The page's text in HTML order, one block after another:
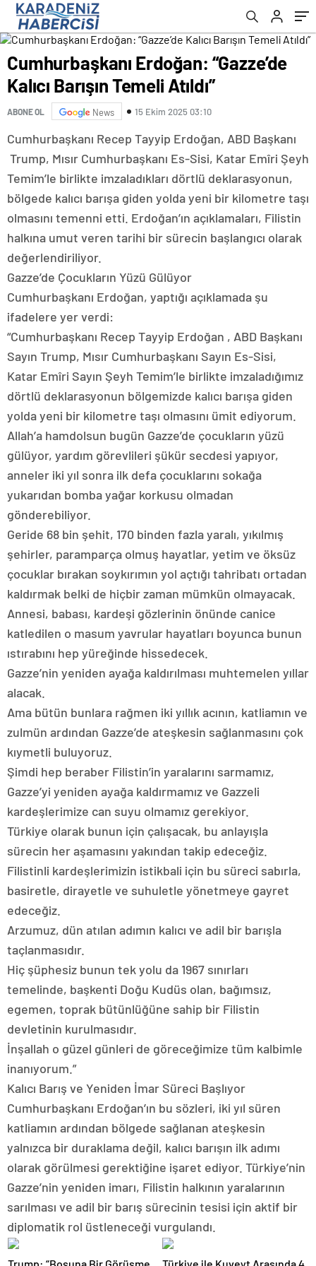
Cumhurbaşkanı Erdoğan: “Gazze’de
Kalıcı Barışın Temeli Atıldı”
ABONE OL News 15 Ekim 2025 03:10
Cumhurbaşkanı Recep Tayyip Erdoğan, ABD Başkanı
Trump, Mısır Cumhurbaşkanı Es-Sisi, Katar Emîri Şeyh
Temim’le birlikte imzaladıkları dörtlü deklarasyonun,
bölgede kalıcı barışa giden yolda yeni bir kilometre taşı
olmasını temenni etti. Erdoğan’ın açıklamaları, Filistin
halkına umut veren tarihi bir sürecin başlangıcı olarak
değerlendiriliyor.
Gazze’de Çocukların Yüzü Gülüyor
Cumhurbaşkanı Erdoğan, yaptığı açıklamada şu
ifadelere yer verdi:
“Cumhurbaşkanı Recep Tayyip Erdoğan , ABD Başkanı
Sayın Trump, Mısır Cumhurbaşkanı Sayın Es-Sisi,
Katar Emîri Sayın Şeyh Temim’le birlikte imzaladığımız
dörtlü deklarasyonun bölgemizde kalıcı barışa giden
yolda yeni bir kilometre taşı olmasını ümit ediyorum.
Allah’a hamdolsun bugün Gazze’de çocukların yüzü
gülüyor, yardım görevlileri şükür secdesi yapıyor,
anneler iki yıl sonra ilk defa çocuklarını sokağa
yukarıdan bomba yağar korkusu olmadan
gönderebiliyor.
Geride 68 bin şehit, 170 binden fazla yaralı, yıkılmış
şehirler, paramparça olmuş hayatlar, yetim ve öksüz
çocuklar bırakan soykırımın yol açtığı tahribatı ortadan
kaldırmak belki de hiçbir zaman mümkün olmayacak.
Annesi, babası, kardeşi gözlerinin önünde canice
katledilen o masum yavrular hayatları boyunca bunun
ıstırabını hep yüreğinde hissedecek.
Gazze’nin yeniden ayağa kaldırılması muhtemelen yıllar
alacak.
Ama bütün bunlara rağmen iki yıllık acının, katliamın ve
zulmün ardından Gazze’de ateşkesin sağlanmasını çok
kıymetli buluyoruz.
Şimdi hep beraber Filistin’in yaralarını sarmamız,
Gazze’yi yeniden ayağa kaldırmamız ve Gazzeli
kardeşlerimize can suyu olmamız gerekiyor.
Türkiye olarak bunun için çalışacak, bu anlayışla
sürecin her aşamasını yakından takip edeceğiz.
Filistinli kardeşlerimizin istikbali için bu süreci sabırla,
basiretle, dirayetle ve suhuletle yönetmeye gayret
edeceğiz.
Arzumuz, dün atılan adımın kalıcı ve adil bir barışla
taçlanmasıdır.
Hiç şüphesiz bunun tek yolu da 1967 sınırları
temelinde, başkenti Doğu Kudüs olan, bağımsız,
egemen, toprak bütünlüğüne sahip bir Filistin
devletinin kurulmasıdır.
İnşallah o güzel günleri de göreceğimize tüm kalbimle
inanıyorum.”
Kalıcı Barış ve Yeniden İmar Süreci Başlıyor
Cumhurbaşkanı Erdoğan’ın bu sözleri, iki yıl süren
katliamın ardından bölgede sağlanan ateşkesin
yalnızca bir duraklama değil, kalıcı barışın ilk adımı
olarak görülmesi gerektiğine işaret ediyor. Türkiye’nin
Gazze’nin yeniden imarı, Filistin halkının yaralarının
sarılması ve adil bir barış sürecinin tesisi için aktif bir
diplomatik rol üstleneceği vurgulandı.